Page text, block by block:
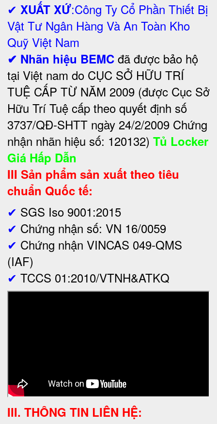
✔ XUẤT XỨ:Công Ty Cổ Phần Thiết Bị
Vật Tư Ngân Hàng Và An Toàn Kho
Quỹ Việt Nam
✔ Nhãn hiệu BEMC đã được bảo hộ
tại Việt nam do CỤC SỞ HỮU TRÍ
TUỆ CẤP TỪ NĂM 2009 (được Cục Sở
Hữu Trí Tuệ cấp theo quyết định số
3737/QĐ-SHTT ngày 24/2/2009 Chứng
nhận nhãn hiệu số: 120132) Tủ Locker
Giá Hấp Dẫn
III Sản phẩm sản xuất theo tiêu
chuẩn Quốc tế:
✔ SGS Iso 9001:2015
✔ Chứng nhận số: VN 16/0059
✔ Chứng nhận VINCAS 049-QMS
(IAF)
✔ TCCS 01:2010/VTNH&ATKQ
III. THÔNG TIN LIÊN HỆ: